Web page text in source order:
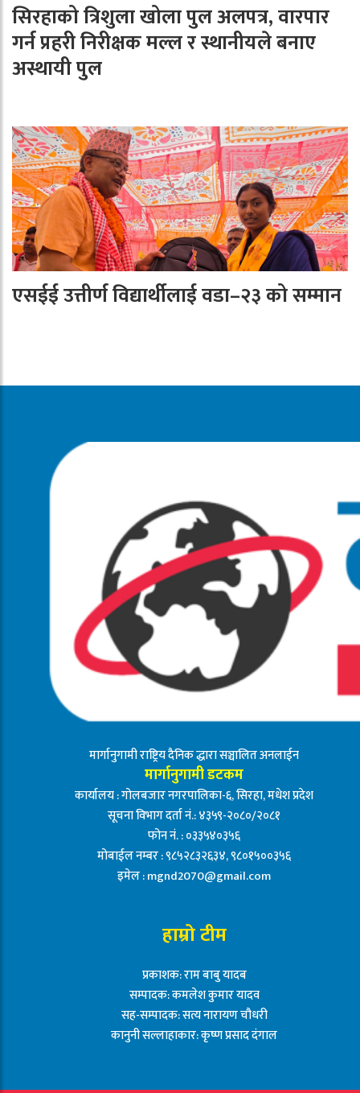
सिरहाको त्रिशुला खोला पुल अलपत्र, वारपार
गर्न प्रहरी निरीक्षक मल्ल र स्थानीयले बनाए
अस्थायी पुल
एसईई उत्तीर्ण विद्यार्थीलाई वडा–२३ को सम्मान
मार्गानुगामी राष्ट्रिय दैनिक द्धारा सञ्चालित अनलाईन
मार्गानुगामी डटकम
कार्यालय : गोलबजार नगरपालिका-६, सिरहा, मधेश प्रदेश
सूचना विभाग दर्ता नं.: ४३५९-२०८०/२०८१
फोन नं. : ०३३५४०३५६
मोबाईल नम्बर : ९८५२८३२६३४, ९८०१५००३५६
इमेल :mgnd2070@gmail.com
हाम्रो टीम
प्रकाशक: राम बाबु यादब
सम्पादक: कमलेश कुमार यादव
सह-सम्पादक: सत्य नारायण चौधरी
कानुनी सल्लाहाकार: कृष्ण प्रसाद दंगाल